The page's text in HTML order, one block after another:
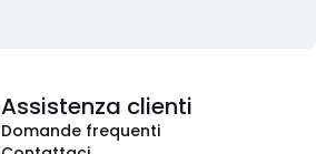
Assistenza clienti
Domande frequenti